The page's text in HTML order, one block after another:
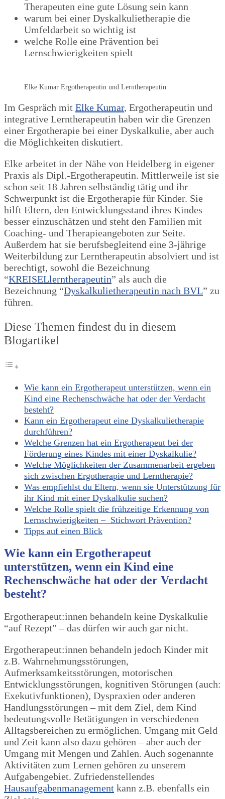
Therapeuten eine gute Lösung sein kann
warum bei einer Dyskalkulietherapie die
Umfeldarbeit so wichtig ist
welche Rolle eine Prävention bei
Lernschwierigkeiten spielt
Elke Kumar Ergotherapeutin und Lerntherapeutin
Im Gespräch mit Elke Kumar, Ergotherapeutin und
integrative Lerntherapeutin haben wir die Grenzen
einer Ergotherapie bei einer Dyskalkulie, aber auch
die Möglichkeiten diskutiert.
Elke arbeitet in der Nähe von Heidelberg in eigener
Praxis als Dipl.-Ergotherapeutin. Mittlerweile ist sie
schon seit 18 Jahren selbständig tätig und ihr
Schwerpunkt ist die Ergotherapie für Kinder. Sie
hilft Eltern, den Entwicklungsstand ihres Kindes
besser einzuschätzen und steht den Familien mit
Coaching- und Therapieangeboten zur Seite.
Außerdem hat sie berufsbegleitend eine 3-jährige
Weiterbildung zur Lerntherapeutin absolviert und ist
berechtigt, sowohl die Bezeichnung
“KREISELlerntherapeutin” als auch die
Bezeichnung “Dyskalkulietherapeutin nach BVL” zu
führen.
Diese Themen findest du in diesem
Blogartikel
Wie kann ein Ergotherapeut unterstützen, wenn ein
Kind eine Rechenschwäche hat oder der Verdacht
besteht?
Kann ein Ergotherapeut eine Dyskalkulietherapie
durchführen?
Welche Grenzen hat ein Ergotherapeut bei der
Förderung eines Kindes mit einer Dyskalkulie?
Welche Möglichkeiten der Zusammenarbeit ergeben
sich zwischen Ergotherapie und Lerntherapie?
Was empfiehlst du Eltern, wenn sie Unterstützung für
ihr Kind mit einer Dyskalkulie suchen?
Welche Rolle spielt die frühzeitige Erkennung von
Lernschwierigkeiten – Stichwort Prävention?
Tipps auf einen Blick
Wie kann ein Ergotherapeut
unterstützen, wenn ein Kind eine
Rechenschwäche hat oder der Verdacht
besteht?
Ergotherapeut:innen behandeln keine Dyskalkulie
“auf Rezept” – das dürfen wir auch gar nicht.
Ergotherapeut:innen behandeln jedoch Kinder mit
z.B. Wahrnehmungsstörungen,
Aufmerksamkeitsstörungen, motorischen
Entwicklungsstörungen, kognitiven Störungen (auch:
Exekutivfunktionen), Dyspraxien oder anderen
Handlungsstörungen – mit dem Ziel, dem Kind
bedeutungsvolle Betätigungen in verschiedenen
Alltagsbereichen zu ermöglichen. Umgang mit Geld
und Zeit kann also dazu gehören – aber auch der
Umgang mit Mengen und Zahlen. Auch sogenannte
Aktivitäten zum Lernen gehören zu unserem
Aufgabengebiet. Zufriedenstellendes
Hausaufgabenmanagement kann z.B. ebenfalls ein